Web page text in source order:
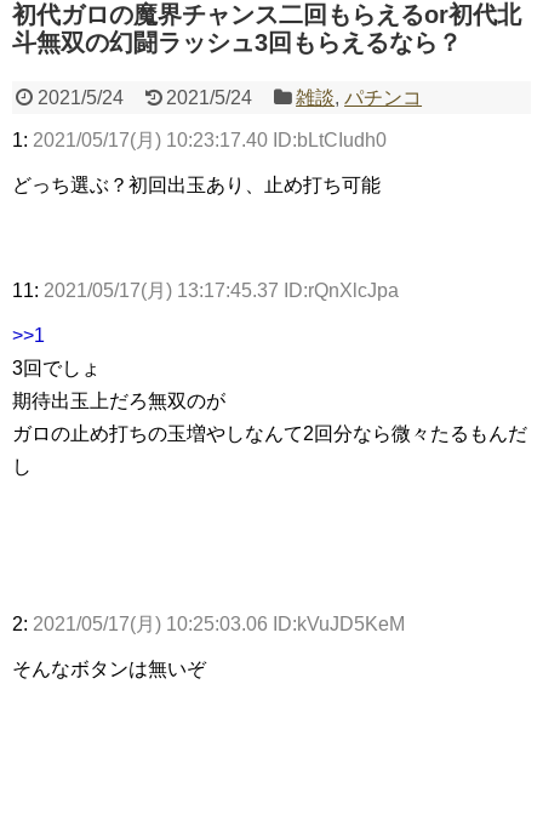
初代ガロの魔界チャンス二回もらえるor初代北
斗無双の幻闘ラッシュ3回もらえるなら？
2021/5/24 2021/5/24 雑談,パチンコ
1: 2021/05/17(月) 10:23:17.40 ID:bLtCIudh0
どっち選ぶ？初回出玉あり、止め打ち可能
11: 2021/05/17(月) 13:17:45.37 ID:rQnXlcJpa
>>1
3回でしょ
期待出玉上だろ無双のが
ガロの止め打ちの玉増やしなんて2回分なら微々たるもんだ
し
2: 2021/05/17(月) 10:25:03.06 ID:kVuJD5KeM
そんなボタンは無いぞ